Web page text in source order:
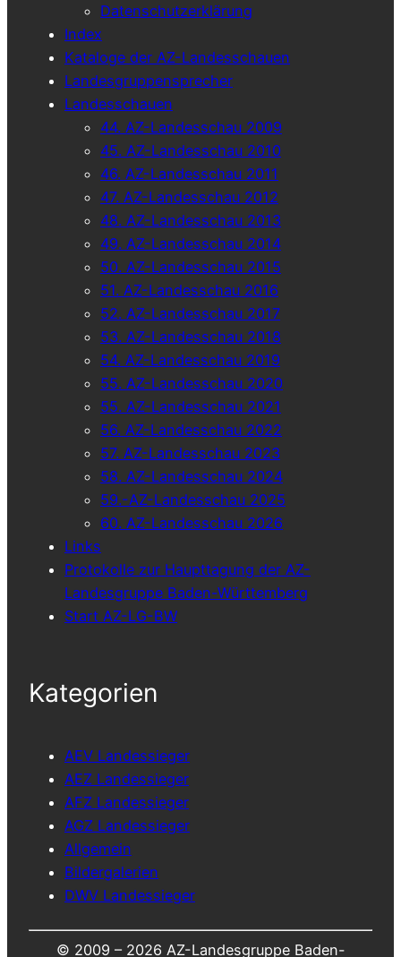
Datenschutzerklärung
Index
Kataloge der AZ-Landesschauen
Landesgruppensprecher
Landesschauen
44. AZ-Landesschau 2009
45. AZ-Landesschau 2010
46. AZ-Landesschau 2011
47. AZ-Landesschau 2012
48. AZ-Landesschau 2013
49. AZ-Landesschau 2014
50. AZ-Landesschau 2015
51. AZ-Landesschau 2016
52. AZ-Landesschau 2017
53. AZ-Landesschau 2018
54. AZ-Landesschau 2019
55. AZ-Landesschau 2020
55. AZ-Landesschau 2021
56. AZ-Landesschau 2022
57. AZ-Landesschau 2023
58. AZ-Landesschau 2024
59.-AZ-Landesschau 2025
60. AZ-Landesschau 2026
Links
Protokolle zur Haupttagung der AZ-
Landesgruppe Baden-Württemberg
Start AZ-LG-BW
Kategorien
AEV Landessieger
AEZ Landessieger
AFZ Landessieger
AGZ Landessieger
Allgemein
Bildergalerien
DWV Landessieger
© 2009 – 2026 AZ-Landesgruppe Baden-